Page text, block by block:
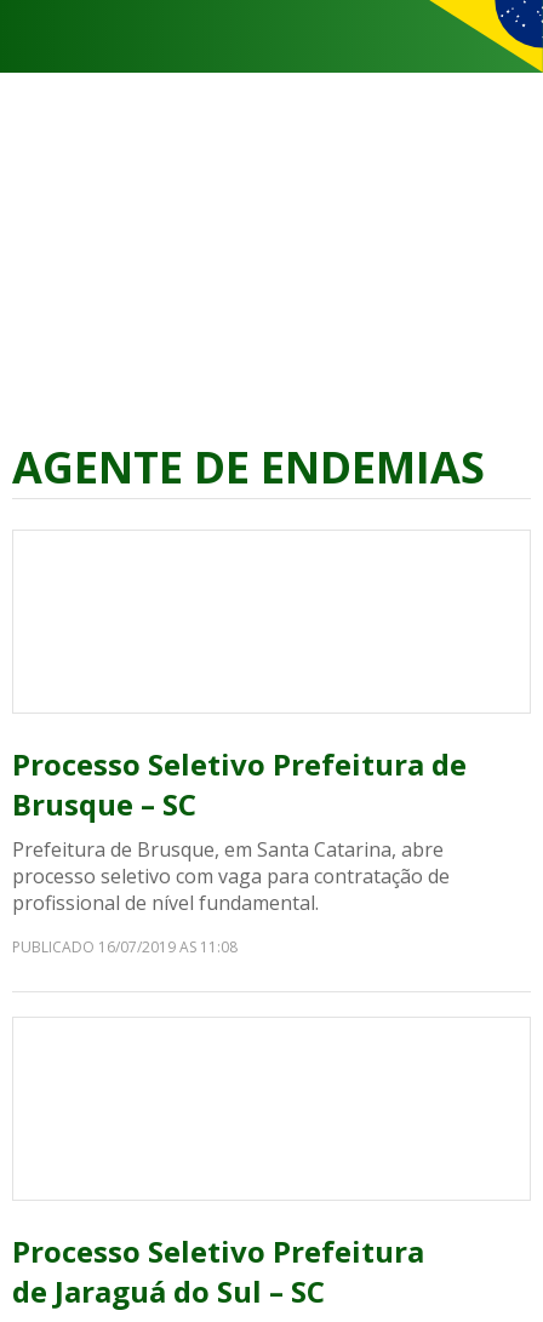
AGENTE DE ENDEMIAS
Processo Seletivo Prefeitura de
Brusque – SC
Prefeitura de Brusque, em Santa Catarina, abre
processo seletivo com vaga para contratação de
profissional de nível fundamental.
PUBLICADO 16/07/2019 AS 11:08
Processo Seletivo Prefeitura
de Jaraguá do Sul – SC